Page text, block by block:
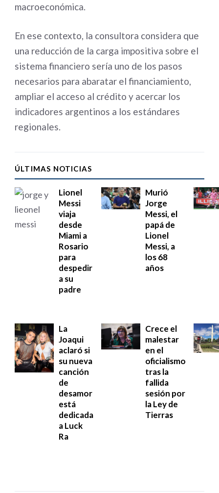
macroeconómica.
En ese contexto, la consultora considera que
una reducción de la carga impositiva sobre el
sistema financiero sería uno de los pasos
necesarios para abaratar el financiamiento,
ampliar el acceso al crédito y acercar los
indicadores argentinos a los estándares
regionales.
ÚLTIMAS NOTICIAS
Lionel
Messi
viaja
desde
Miami a
Rosario
para
despedir
a su
padre
Murió
Jorge
Messi, el
papá de
Lionel
Messi, a
los 68
años
La
Joaqui
aclaró si
su nueva
canción
de
desamor
está
dedicada
a Luck
Ra
Crece el
malestar
en el
oficialismo
tras la
fallida
sesión por
la Ley de
Tierras